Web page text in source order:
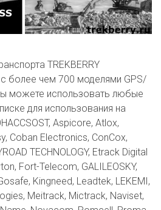
TREKBERRY
более чем 700 моделями GPS/
можете использовать любые
для использования на
Aspicore, Atlox,
Coban Electronics, ConCox,
TECHNOLOGY, Etrack Digital
Fort-Telecom, GALILEOSKY,
Kingneed, Leadtek, LEKEMI,
Meitrack, Mictrack, Naviset,